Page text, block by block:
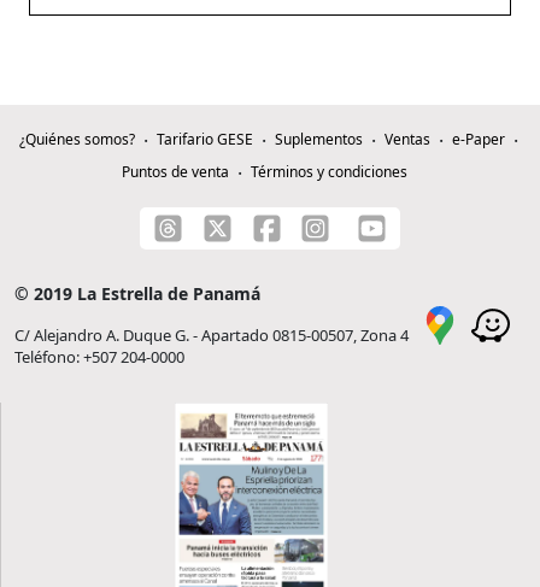
¿Quiénes somos? Tarifario GESE Suplementos Ventas
e-Paper
Puntos de venta
Términos y condiciones
© 2019 La Estrella de Panamá
C/ Alejandro A. Duque G. - Apartado 0815-00507, Zona 4
Teléfono: +507 204-0000